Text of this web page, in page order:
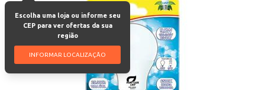
Escolha uma loja ou informe seu
CEP para ver ofertas da sua
região
INFORMAR LOCALIZAÇÃO